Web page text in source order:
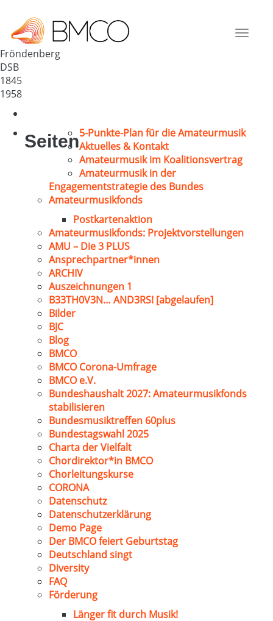
Toggle
Deutschland
58730
Fröndenberg
DSB
1845
1958
Seiten5-Punkte-Plan für die Amateurmusik
Aktuelles & Kontakt
Amateurmusik im Koalitionsvertrag
Amateurmusik in der
Engagementstrategie des Bundes
Amateurmusikfonds
Postkartenaktion
Amateurmusikfonds: Projektvorstellungen
AMU – Die 3 PLUS
Ansprechpartner*innen
ARCHIV
Auszeichnungen 1
B33TH0V3N… AND3RS! [abgelaufen]
Bilder
BJC
Blog
BMCO
BMCO Corona-Umfrage
BMCO e.V.
Bundeshaushalt 2027: Amateurmusikfonds
stabilisieren
Bundesmusiktreffen 60plus
Bundestagswahl 2025
Charta der Vielfalt
Chordirektor*in BMCO
Chorleitungskurse
CORONA
Datenschutz
Datenschutzerklärung
Demo Page
Der BMCO feiert Geburtstag
Deutschland singt
Diversity
FAQ
Förderung
Länger fit durch Musik!